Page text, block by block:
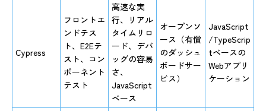
Cypress
フロントエ
ンドテス
ト、E2Eテ
スト、コン
ポーネント
テスト
高速な実
行、リアル
タイムリロ
ード、デバ
ッグの容易
さ、
JavaScript
ベース
オープンソ
ース（有償
のダッシュ
ボードサー
ビス）
JavaScript
/TypeScrip
tベースの
Webアプリ
ケーション